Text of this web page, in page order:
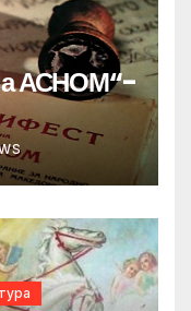
АСНОМ“-